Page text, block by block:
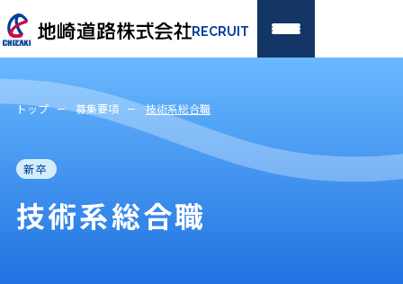
RECRUIT
トップページ
地崎道路を知る
代表メッセージ
トップ 募集要項 技術系総合職
新卒
技術系総合職